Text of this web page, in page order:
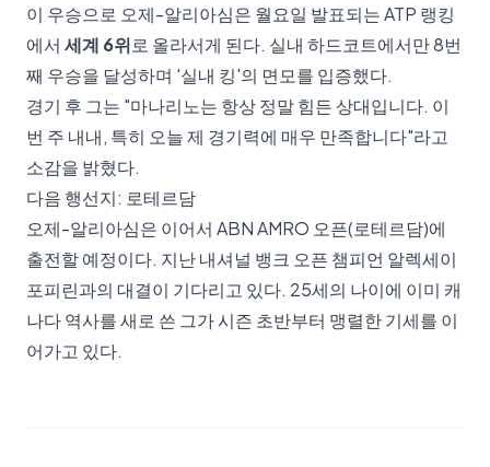
이 우승으로 오제-알리아심은 월요일 발표되는 ATP 랭킹
에서 세계 6위로 올라서게 된다. 실내 하드코트에서만 8번
째 우승을 달성하며 '실내 킹'의 면모를 입증했다.
경기 후 그는 "마나리노는 항상 정말 힘든 상대입니다. 이
번 주 내내, 특히 오늘 제 경기력에 매우 만족합니다"라고
소감을 밝혔다.
다음 행선지: 로테르담
오제-알리아심은 이어서 ABN AMRO 오픈(로테르담)에
출전할 예정이다. 지난 내셔널 뱅크 오픈 챔피언 알렉세이
포피린과의 대결이 기다리고 있다. 25세의 나이에 이미 캐
나다 역사를 새로 쓴 그가 시즌 초반부터 맹렬한 기세를 이
어가고 있다.